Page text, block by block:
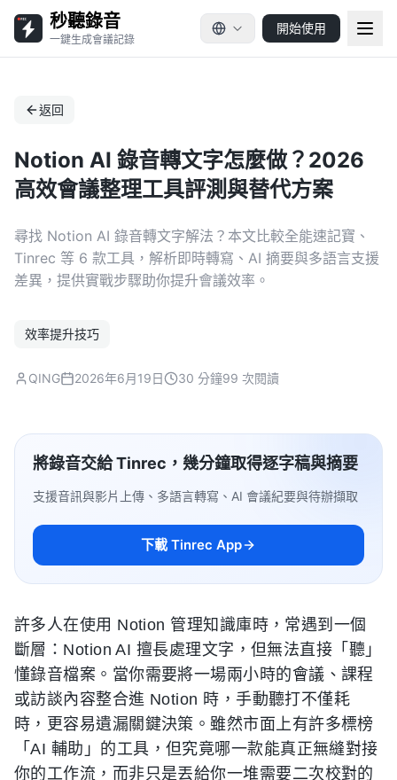
秒聽錄音
一鍵生成會議記錄
開始使用
返回
Notion AI 錄音轉文字怎麼做？2026
高效會議整理工具評測與替代方案
尋找 Notion AI 錄音轉文字解法？本文比較全能速記寶、
Tinrec 等 6 款工具，解析即時轉寫、AI 摘要與多語言支援
差異，提供實戰步驟助你提升會議效率。
效率提升技巧
QING 2026年6月19日 30 分鐘99 次閱讀
將錄音交給 Tinrec，幾分鐘取得逐字稿與摘要
支援音訊與影片上傳、多語言轉寫、AI 會議紀要與待辦擷取
下載 Tinrec App
許多人在使用 Notion 管理知識庫時，常遇到一個
斷層：Notion AI 擅長處理文字，但無法直接「聽」
懂錄音檔案。當你需要將一場兩小時的會議、課程
或訪談內容整合進 Notion 時，手動聽打不僅耗
時，更容易遺漏關鍵決策。雖然市面上有許多標榜
「AI 輔助」的工具，但究竟哪一款能真正無縫對接
你的工作流，而非只是丟給你一堆需要二次校對的